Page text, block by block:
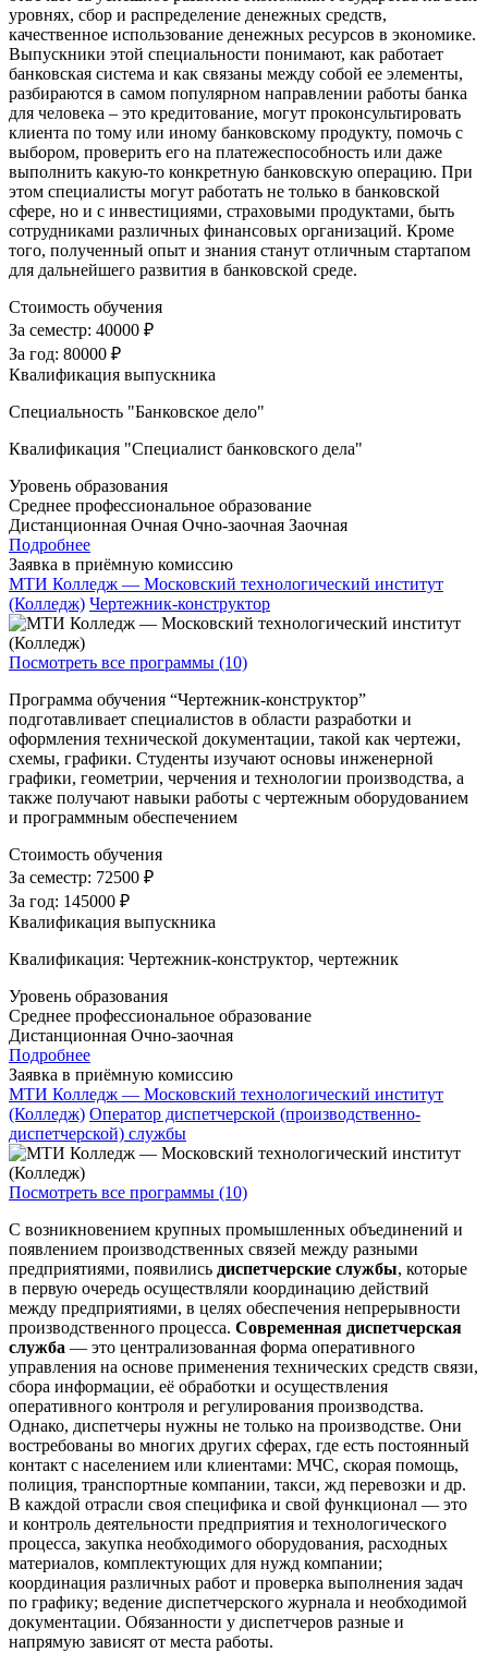
уровнях, сбор и распределение денежных средств,
качественное использование денежных ресурсов в экономике.
Выпускники этой специальности понимают, как работает
банковская система и как связаны между собой ее элементы,
разбираются в самом популярном направлении работы банка
для человека – это кредитование, могут проконсультировать
клиента по тому или иному банковскому продукту, помочь с
выбором, проверить его на платежеспособность или даже
выполнить какую-то конкретную банковскую операцию. При
этом специалисты могут работать не только в банковской
сфере, но и с инвестициями, страховыми продуктами, быть
сотрудниками различных финансовых организаций. Кроме
того, полученный опыт и знания станут отличным стартапом
для дальнейшего развития в банковской среде.
Стоимость обучения
За семестр: 40000 ₽
За год: 80000 ₽
Квалификация выпускника
Специальность "Банковское дело"
Квалификация "Специалист банковского дела"
Уровень образования
Среднее профессиональное образование
Дистанционная Очная Очно-заочная Заочная
Подробнее
Заявка в приёмную комиссию
МТИ Колледж — Московский технологический институт
(Колледж) Чертежник-конструктор
Посмотреть все программы (10)
Программа обучения “Чертежник-конструктор”
подготавливает специалистов в области разработки и
оформления технической документации, такой как чертежи,
схемы, графики. Студенты изучают основы инженерной
графики, геометрии, черчения и технологии производства, а
также получают навыки работы с чертежным оборудованием
и программным обеспечением
Стоимость обучения
За семестр: 72500 ₽
За год: 145000 ₽
Квалификация выпускника
Квалификация: Чертежник-конструктор, чертежник
Уровень образования
Среднее профессиональное образование
Дистанционная Очно-заочная
Подробнее
Заявка в приёмную комиссию
МТИ Колледж — Московский технологический институт
(Колледж) Оператор диспетчерской (производственно-
диспетчерской) службы
Посмотреть все программы (10)
С возникновением крупных промышленных объединений и
появлением производственных связей между разными
предприятиями, появились диспетчерские службы, которые
в первую очередь осуществляли координацию действий
между предприятиями, в целях обеспечения непрерывности
производственного процесса. Современная диспетчерская
служба — это централизованная форма оперативного
управления на основе применения технических средств связи,
сбора информации, её обработки и осуществления
оперативного контроля и регулирования производства.
Однако, диспетчеры нужны не только на производстве. Они
востребованы во многих других сферах, где есть постоянный
контакт с населением или клиентами: МЧС, скорая помощь,
полиция, транспортные компании, такси, жд перевозки и др.
В каждой отрасли своя специфика и свой функционал — это
и контроль деятельности предприятия и технологического
процесса, закупка необходимого оборудования, расходных
материалов, комплектующих для нужд компании;
координация различных работ и проверка выполнения задач
по графику; ведение диспетчерского журнала и необходимой
документации. Обязанности у диспетчеров разные и
напрямую зависят от места работы.